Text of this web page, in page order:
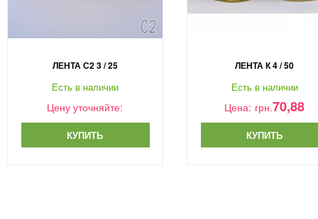
ЛЕНТА С2 3 / 25
Есть в наличии
Цену уточняйте:
КУПИТЬ
ЛЕНТА К 4 / 50
Есть в наличии
Цена: грн.70,88
КУПИТЬ